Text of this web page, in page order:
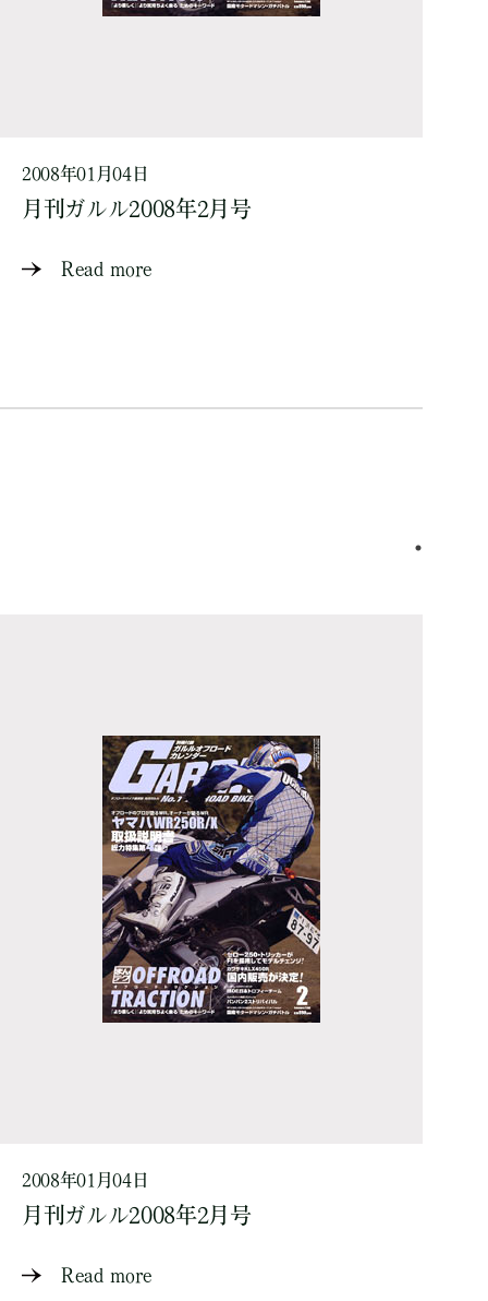
2008年01月04日
月刊ガルル2008年2月号
Read more
2008年01月04日
月刊ガルル2008年2月号
Read more